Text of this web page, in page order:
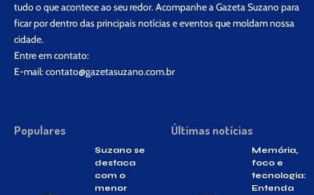
tudo o que acontece ao seu redor. Acompanhe a Gazeta Suzano para
ficar por dentro das principais notícias e eventos que moldam nossa
cidade.
Entre em contato:
E-mail:contato@gazetasuzano.com.br
Populares
Suzano se
destaca
com o
menor
Últimas notícias
Memória,
foco e
tecnologia:
Entenda